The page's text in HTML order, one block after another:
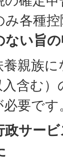
み各種
ない旨
族に
含む
要です
政サー